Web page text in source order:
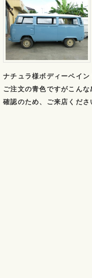
ナチュラ様ボディーペイン
ご注文の青色ですがこん
確認のため、ご来店くださ